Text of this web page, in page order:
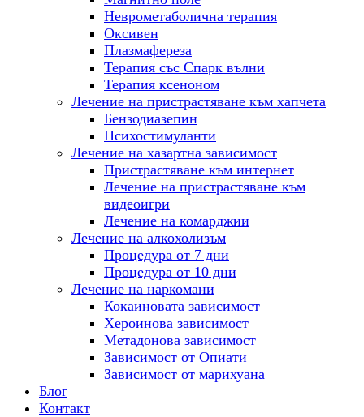
Неврометаболична терапия
Оксивен
Плазмафереза
Терапия със Спарк вълни
Терапия ксеноном
Лечение на пристрастяване към хапчета
Бензодиазепин
Психостимуланти
Лечение на хазартна зависимост
Пристрастяване към интернет
Лечение на пристрастяване към
видеоигри
Лечение на комарджии
Лечение на алкохолизъм
Процедура от 7 дни
Процедура от 10 дни
Лечение на наркомани
Кокаиновата зависимост
Хероинова зависимост
Метадонова зависимост
Зависимост от Опиати
Зависимост от марихуана
Блог
Контакт